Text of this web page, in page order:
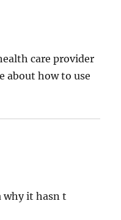
care provider
about how to use
why it hasn t